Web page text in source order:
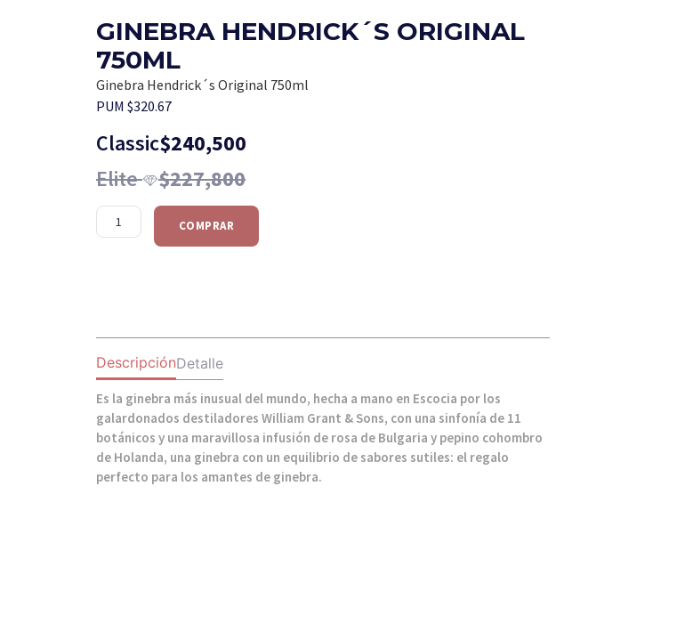
GINEBRA HENDRICK´S ORIGINAL
750ML
Ginebra Hendrick´s Original 750ml
PUM $320.67
Classic$240,500
Elite $227,800
COMPRAR
DescripciónDetalle
Es la ginebra más inusual del mundo, hecha a mano en Escocia por los
galardonados destiladores William Grant & Sons, con una sinfonía de 11
botánicos y una maravillosa infusión de rosa de Bulgaria y pepino cohombro
de Holanda, una ginebra con un equilibrio de sabores sutiles: el regalo
perfecto para los amantes de ginebra.